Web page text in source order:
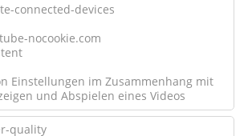
connected-devices
nocookie.com
Einstellungen im Zusammenhang mit
und Abspielen eines Videos
quality